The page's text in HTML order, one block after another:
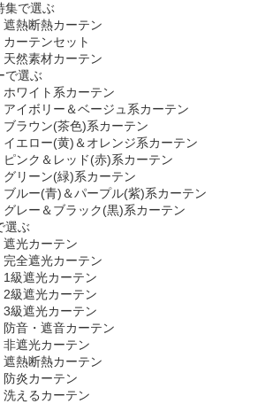
集で選ぶ
遮熱断熱カーテン
カーテンセット
天然素材カーテン
で選ぶ
ホワイト系カーテン
アイボリー＆ベージュ系カーテン
ブラウン(茶色)系カーテン
イエロー(黄)＆オレンジ系カーテン
ピンク＆レッド(赤)系カーテン
グリーン(緑)系カーテン
ブルー(青)＆パープル(紫)系カーテン
グレー＆ブラック(黒)系カーテン
選ぶ
遮光カーテン
完全遮光カーテン
1級遮光カーテン
2級遮光カーテン
3級遮光カーテン
防音・遮音カーテン
非遮光カーテン
遮熱断熱カーテン
防炎カーテン
洗えるカーテン